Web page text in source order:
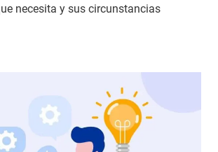
necesita y sus circunstancias